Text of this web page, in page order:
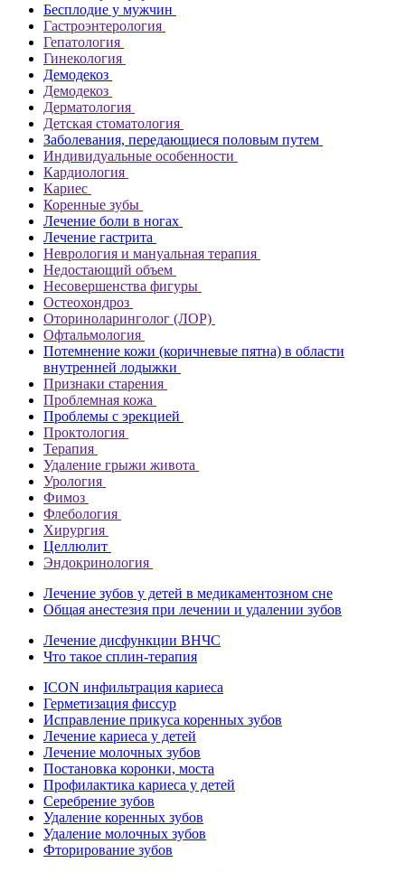
Бесплодие у мужчин
Гастроэнтерология
Гепатология
Гинекология
Демодекоз
Демодекоз
Дерматология
Детская стоматология
Заболевания, передающиеся половым путем
Индивидуальные особенности
Кардиология
Кариес
Коренные зубы
Лечение боли в ногах
Лечение гастрита
Неврология и мануальная терапия
Недостающий объем
Несовершенства фигуры
Остеохондроз
Оториноларинголог (ЛОР)
Офтальмология
Потемнение кожи (коричневые пятна) в области
внутренней лодыжки
Признаки старения
Проблемная кожа
Проблемы с эрекцией
Проктология
Терапия
Удаление грыжи живота
Урология
Фимоз
Флебология
Хирургия
Целлюлит
Эндокринология
Лечение зубов у детей в медикаментозном сне
Общая анестезия при лечении и удалении зубов
Лечение дисфункции ВНЧС
Что такое сплин-терапия
ICON инфильтрация кариеса
Герметизация фиссур
Исправление прикуса коренных зубов
Лечение кариеса у детей
Лечение молочных зубов
Постановка коронки, моста
Профилактика кариеса у детей
Серебрение зубов
Удаление коренных зубов
Удаление молочных зубов
Фторирование зубов